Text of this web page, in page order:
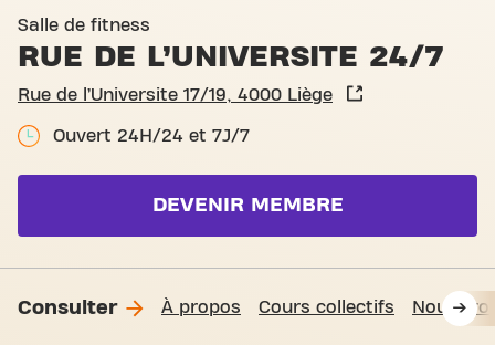
Salle de fitness
RUE DE L’UNIVERSITE 24/7
Rue de l’Universite 17/19, 4000 Liège
Ouvert 24H/24 et 7J/7
DEVENIR MEMBRE
Consulter À propos Cours collectifs Nous